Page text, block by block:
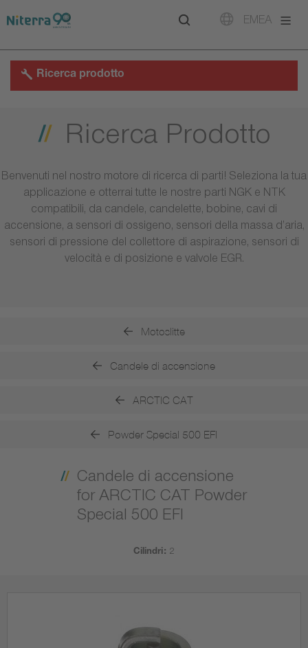
to
to
to
EMEA
Ricerca prodotto
Ricerca Prodotto
Benvenuti nel nostro motore di ricerca di parti! Seleziona la tua
applicazione e otterrai tutte le nostre parti NGK e NTK
compatibili, da candele, candelette, bobine, cavi di
accensione, a sensori di ossigeno, sensori della massa d’aria,
sensori di pressione del collettore di aspirazione, sensori di
velocità e di posizione e valvole EGR.
Motoslitte
Candele di accensione
ARCTIC CAT
Powder Special 500 EFI
Candele di accensione
for ARCTIC CAT Powder
Special 500 EFI
Cilindri: 2